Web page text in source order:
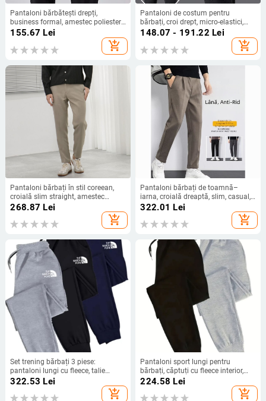
Pantaloni bărbătești drepți,
business formal, amestec poliester,
Primăvara 2025
155.67 Lei
add_shopping_cart
Pantaloni de costum pentru
bărbați, croi drept, micro-elastici,
fără călcare, 65,8% poliester,
toamnă
148.07 - 191.22 Lei
add_shopping_cart
Pantaloni bărbați în stil coreean,
croială slim straight, amestec
poliester-spandex 91.1%/8.9%,
268.87 Lei
add_shopping_cart
Pantaloni bărbați de toamnă–
iarna, croială dreaptă, slim, casual,
cu efect drapat, lungime cropped
322.01 Lei
add_shopping_cart
Set trening bărbați 3 piese:
pantaloni lungi cu fleece, talie
medie, croială mulată, imprimeu cu
322.53 Lei
add_shopping_cart
Pantaloni sport lungi pentru
bărbați, căptuți cu fleece interior,
talie medie, croială strânsă, picior
224.58 Lei
add_shopping_cart